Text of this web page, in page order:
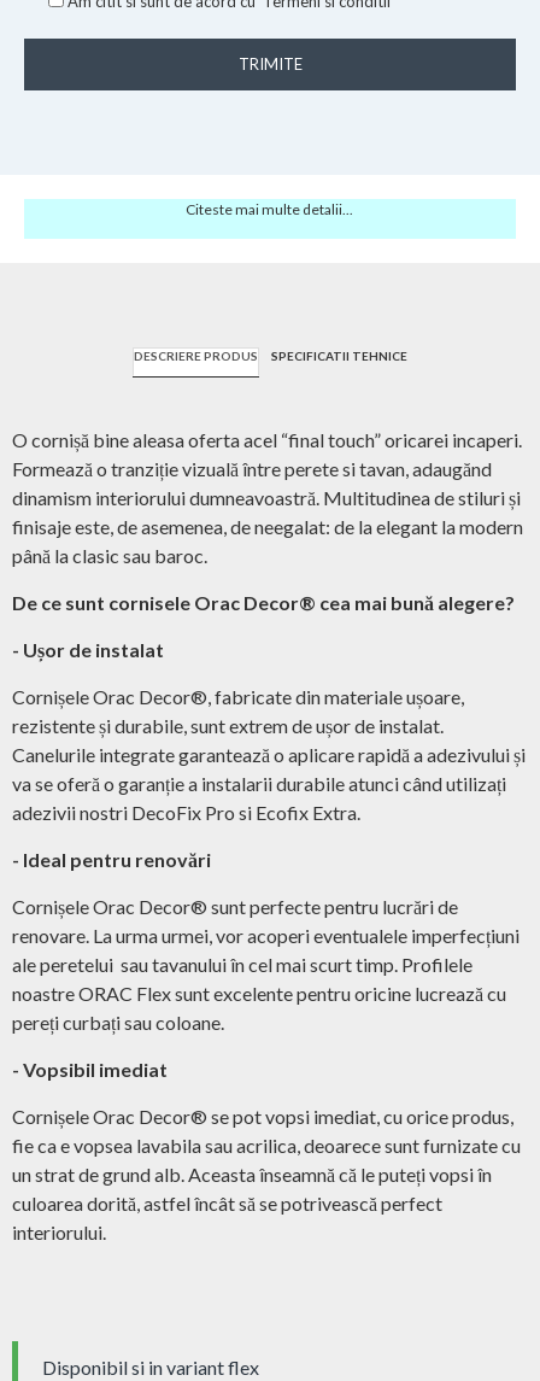
TRIMITE
Citeste mai multe detalii...
DESCRIERE PRODUS SPECIFICATII TEHNICE
O cornișă bine aleasa oferta acel “final touch” oricarei incaperi.
Formează o tranziție vizuală între perete si tavan, adaugănd
dinamism interiorului dumneavoastră. Multitudinea de stiluri și
finisaje este, de asemenea, de neegalat: de la elegant la modern
până la clasic sau baroc.
De ce sunt cornisele Orac Decor® cea mai bună alegere?
- Ușor de instalat
Cornișele Orac Decor®, fabricate din materiale ușoare,
rezistente și durabile, sunt extrem de ușor de instalat.
Canelurile integrate garantează o aplicare rapidă a adezivului și
va se oferă o garanție a instalarii durabile atunci când utilizați
adezivii nostri DecoFix Pro si Ecofix Extra.
- Ideal pentru renovări
Cornișele Orac Decor® sunt perfecte pentru lucrări de
renovare. La urma urmei, vor acoperi eventualele imperfecțiuni
ale peretelui sau tavanului în cel mai scurt timp. Profilele
noastre ORAC Flex sunt excelente pentru oricine lucrează cu
pereți curbați sau coloane.
- Vopsibil imediat
Cornișele Orac Decor® se pot vopsi imediat, cu orice produs,
fie ca e vopsea lavabila sau acrilica, deoarece sunt furnizate cu
un strat de grund alb. Aceasta înseamnă că le puteți vopsi în
culoarea dorită, astfel încât să se potrivească perfect
interiorului.
Disponibil si in variant flex